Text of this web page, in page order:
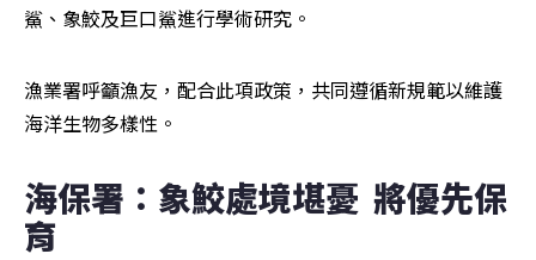
鯊、象鮫及巨口鯊進行學術研究。
漁業署呼籲漁友，配合此項政策，共同遵循新規範以維護
海洋生物多樣性。
海保署：象鮫處境堪憂  將優先保
育